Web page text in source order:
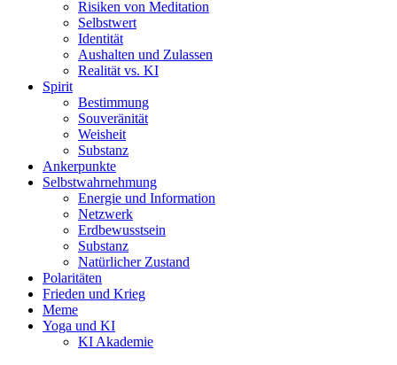
Risiken von Meditation
Selbstwert
Identität
Aushalten und Zulassen
Realität vs. KI
Spirit
Bestimmung
Souveränität
Weisheit
Substanz
Ankerpunkte
Selbstwahrnehmung
Energie und Information
Netzwerk
Erdbewusstsein
Substanz
Natürlicher Zustand
Polaritäten
Frieden und Krieg
Meme
Yoga und KI
KI Akademie